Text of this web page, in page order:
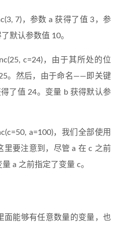
7)，参数 a 获得了值 3，参
默认参数值 10。
c=24)，由于其所处的位
。然后，由于命名——即关键
了值 24。变量 b 获得默认参
a=100)，我们全部使用
里要注意到，尽管 a 在 c 之前
a 之前指定了变量 c。
面能够有任意数量的变量，也